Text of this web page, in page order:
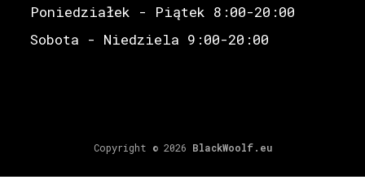
Poniedziałek - Piątek 8:00-20:00
Sobota - Niedziela 9:00-20:00
Copyright © 2026 BlackWoolf.eu